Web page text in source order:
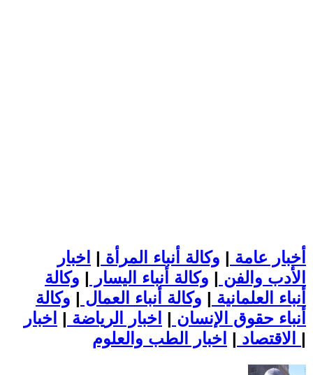
أخبار عامة | وكالة أنباء المرأة | اخبار
الأدب والفن | وكالة أنباء اليسار | وكالة
أنباء العلمانية | وكالة أنباء العمال | وكالة
أنباء حقوق الإنسان | اخبار الرياضة | اخبار
الاقتصاد | |